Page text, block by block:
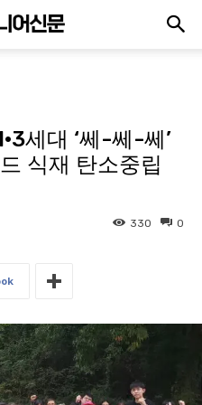
세대 ‘쎄-쎄-쎄’
식재 탄소중립
0
330